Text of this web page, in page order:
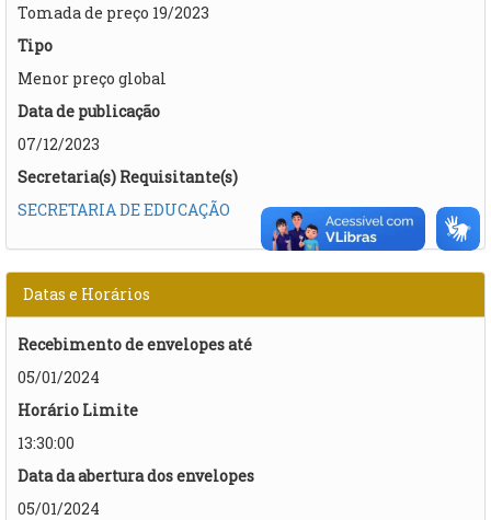
Tomada de preço 19/2023
Tipo
Menor preço global
Data de publicação
07/12/2023
Secretaria(s) Requisitante(s)
SECRETARIA DE EDUCAÇÃO
Datas e Horários
Recebimento de envelopes até
05/01/2024
Horário Limite
13:30:00
Data da abertura dos envelopes
05/01/2024